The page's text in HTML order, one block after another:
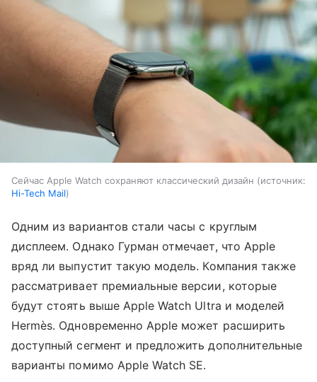
Сейчас Apple Watch сохраняют классический дизайн
источник:
Hi-Tech Mail
Одним из вариантов стали часы с круглым
дисплеем. Однако Гурман отмечает, что Apple
вряд ли выпустит такую модель. Компания также
рассматривает премиальные версии, которые
будут стоять выше Apple Watch Ultra и моделей
Hermès. Одновременно Apple может расширить
доступный сегмент и предложить дополнительные
варианты помимо Apple Watch SE.